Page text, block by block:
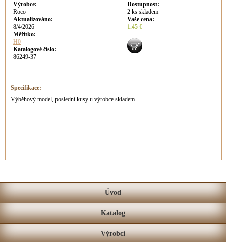
Výrobce:
Roco
Aktualizováno:
8/4/2026
Měřítko:
H0
Katalogové číslo:
86249-37
Dostupnost:
2 ks skladem
Vaše cena:
1.45 €
Specifikace:
Výběhový model, poslední kusy u výrobce skladem
Úvod
Katalog
Výrobci